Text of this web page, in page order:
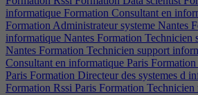
informatique Formation Consultant en
Formation Administrateur systeme Nantes
informatique Nantes Formation Technicien
Nantes Formation Technicien support
Consultant en informatique Paris
Paris Formation Directeur des systemes d
Formation Rssi Paris Formation Technicien